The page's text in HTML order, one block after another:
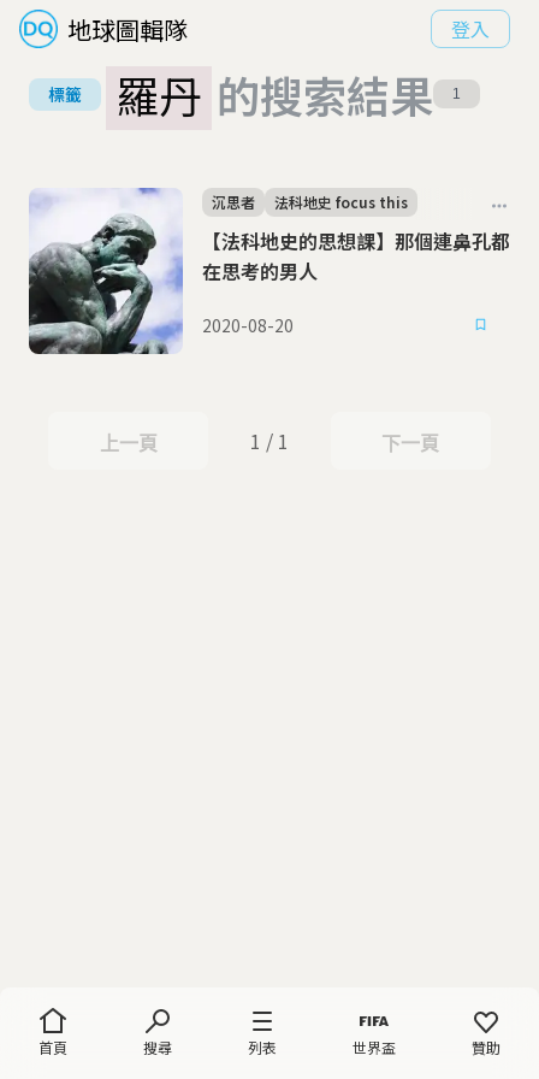
地球圖輯隊 登入
首頁 搜尋 列表 世界盃 贊助
標籤 羅丹 的搜索結果 1
【法科地史的思想課】那個連鼻孔都
在思考的男人
沉思者 法科地史 focus this
2020-08-20
上一頁
上一頁 1 / 1 下一頁
下一頁